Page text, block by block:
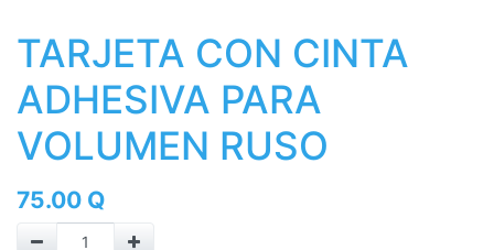
TARJETA CON CINTA
ADHESIVA PARA
VOLUMEN RUSO
75.00 Q